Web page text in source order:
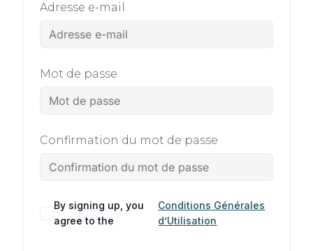
Adresse e-mail
Mot de passe
Confirmation du mot de passe
By signing up, you
agree to the
Conditions Générales
d’Utilisation